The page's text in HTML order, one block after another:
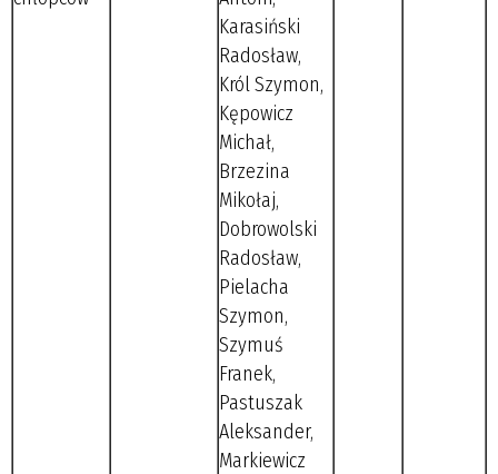
Karasiński
Radosław,
Król Szymon,
Kępowicz
Michał,
Brzezina
Mikołaj,
Dobrowolski
Radosław,
Pielacha
Szymon,
Szymuś
Franek,
Pastuszak
Aleksander,
Markiewicz